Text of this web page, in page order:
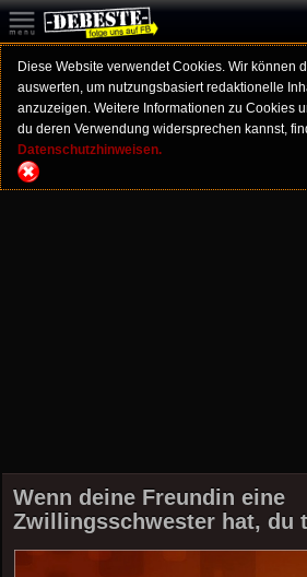
Diese Website verwendet Cookies. Wir können
auswerten, um nutzungsbasiert redaktionelle
anzuzeigen. Weitere Informationen zu Cookies
du deren Verwendung widersprechen kannst,
Datenschutzhinweisen.
Wenn deine Freundin eine
Zwillingsschwester hat, du